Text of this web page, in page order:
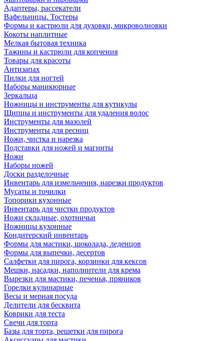
Адаптеры, рассекатели
Вафельницы. Тостеры
Формы и кастрюли для духовки, микроволновки
Кокоты наплитные
Мелкая бытовая техника
Тажины и кастрюли для копчения
Товары для красоты
Антизапах
Пилки для ногтей
Наборы маникюрные
Зеркальца
Ножницы и инструменты для кутикулы
Щипцы и инструменты для удаления волос
Инструменты для мазолей
Инструменты для ресниц
Ножи, чистка и нарезка
Подставки для ножей и магниты
Ножи
Наборы ножей
Доски разделочные
Инвентарь для измельчения, нарезки продуктов
Мусаты и точилки
Топорики кухонные
Инвентарь для чистки продуктов
Ножи складные, охотничьи
Ножницы кухонные
Кондитерский инвентарь
Формы для мастики, шоколада, леденцов
Формы для выпечки, десертов
Салфетки для пирога, корзинки для кексов
Мешки, насадки, наполнители для крема
Вырезки для мастики, печенья, пряников
Горелки кулинарные
Весы и мерная посуда
Делители для бесквита
Коврики для теста
Свечи для торта
Базы для торта, решетки для пирога